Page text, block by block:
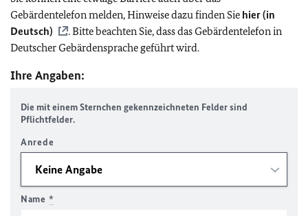
Gebärdentelefon melden, Hinweise dazu finden Sie hier (in
Deutsch)
. Bitte beachten Sie, dass das Gebärdentelefon in
Deutscher Gebärdensprache geführt wird.
Ihre Angaben:
Die mit einem Sternchen gekennzeichneten Felder sind
Pflichtfelder.
Anrede
Name *